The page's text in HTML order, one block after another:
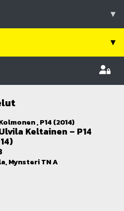
▾
▾
, P14 (2014)
Keltainen – P14
Mynsteri TN A